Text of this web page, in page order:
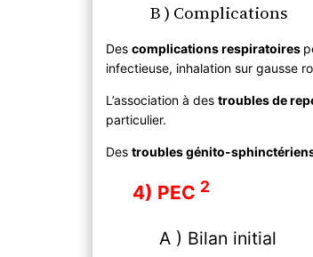
B ) Complications
Descomplications respiratoires
infectieuse, inhalation sur gausse
L’association à destroubles de
particulier.
Destroubles génito-
4) PEC 2
A ) Bilan initial